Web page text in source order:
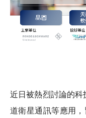
近日被熱烈討論的科
道衛星通訊等應用